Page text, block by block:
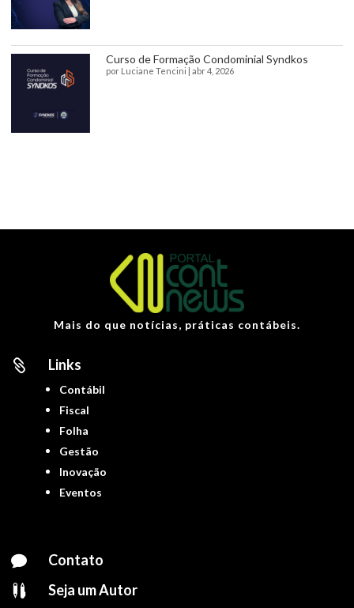
Curso de Formação Condominial Syndkos
por Luciane Tencini | abr 4, 2026
Mais do que notícias, práticas contábeis.
 Links
Contábil
Fiscal
Folha
Gestão
Inovação
Eventos
 Contato
 Seja um Autor